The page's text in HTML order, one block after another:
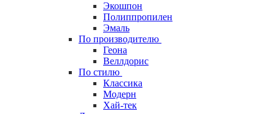
Экошпон
Полиппропилен
Эмаль
По производителю
Геона
Веллдорис
По стилю
Классика
Модерн
Хай-тек